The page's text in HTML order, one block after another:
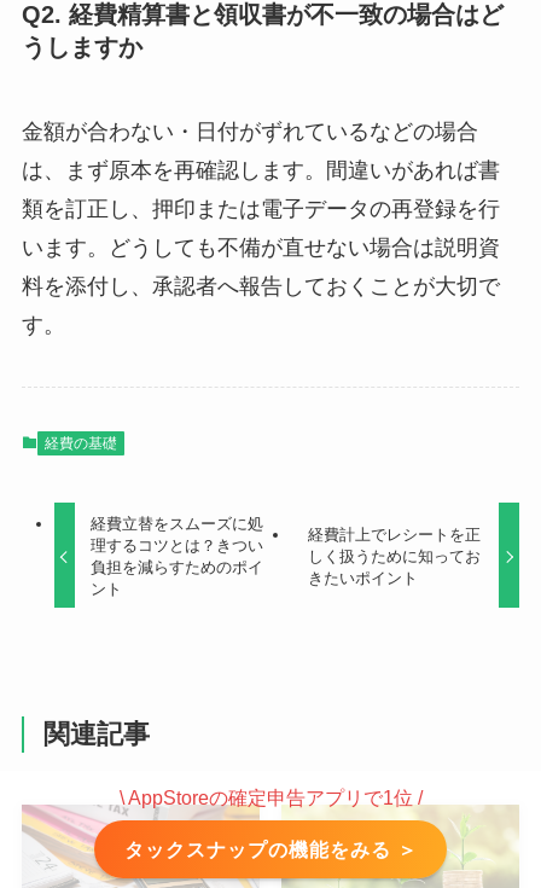
Q2. 経費精算書と領収書が不一致の場合はど
うしますか
金額が合わない・日付がずれているなどの場合
は、まず原本を再確認します。間違いがあれば書
類を訂正し、押印または電子データの再登録を行
います。どうしても不備が直せない場合は説明資
料を添付し、承認者へ報告しておくことが大切で
す。
経費の基礎
経費立替をスムーズに処
理するコツとは？きつい
負担を減らすためのポイ
ント
経費計上でレシートを正
しく扱うために知ってお
きたいポイント
関連記事
\ AppStoreの確定申告アプリで1位 /
タックスナップの機能をみる ＞